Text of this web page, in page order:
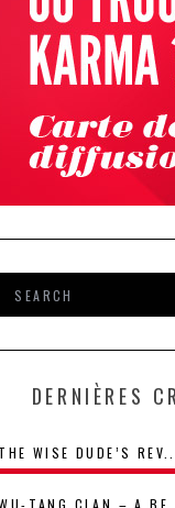
DERNIÈRES
WISE DUDE’S REV...